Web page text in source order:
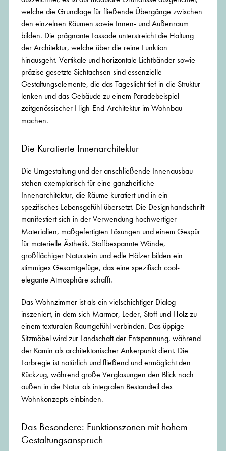
welche die Grundlage für fließende Übergänge zwischen
den einzelnen Räumen sowie Innen- und Außenraum
bilden. Die prägnante Fassade unterstreicht die Haltung
der Architektur, welche über die reine Funktion
hinausgeht. Vertikale und horizontale Lichtbänder sowie
präzise gesetzte Sichtachsen sind essenzielle
Gestaltungselemente, die das Tageslicht tief in die Struktur
lenken und das Gebäude zu einem Paradebeispiel
zeitgenössischer High-End-Architektur im Wohnbau
machen.
Die Kuratierte Innenarchitektur
Die Umgestaltung und der anschließende Innenausbau
stehen exemplarisch für eine ganzheitliche
Innenarchitektur, die Räume kuratiert und in ein
spezifisches Lebensgefühl übersetzt. Die Designhandschrift
manifestiert sich in der Verwendung hochwertiger
Materialien, maßgefertigten Lösungen und einem Gespür
für materielle Ästhetik. Stoffbespannte Wände,
großflächiger Naturstein und edle Hölzer bilden ein
stimmiges Gesamtgefüge, das eine spezifisch cool-
elegante Atmosphäre schafft.
Das Wohnzimmer ist als ein vielschichtiger Dialog
inszeniert, in dem sich Marmor, Leder, Stoff und Holz zu
einem texturalen Raumgefühl verbinden. Das üppige
Sitzmöbel wird zur Landschaft der Entspannung, während
der Kamin als architektonischer Ankerpunkt dient. Die
Farbregie ist natürlich und fließend und ermöglicht den
Rückzug, während große Verglasungen den Blick nach
außen in die Natur als integralen Bestandteil des
Wohnkonzepts einbinden.
Das Besondere: Funktionszonen mit hohem
Gestaltungsanspruch